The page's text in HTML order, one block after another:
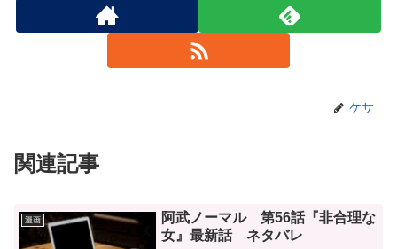
ケサ
関連記事
漫画
阿武ノーマル 第56話『非合理な
女』最新話 ネタバレ